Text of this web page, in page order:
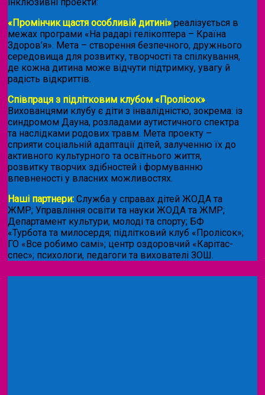
«Промінчик щастя особливій дитині» реалізується в
межах програми «На радарі гелікоптера – Країна
Здоров’я». Мета – створення безпечного, дружнього
середовища для розвитку, творчості та спілкування,
де кожна дитина може відчути підтримку, увагу й
радість відкриттів.
Співпраця з підлітковим клубом «Пролісок».
Вихованцями клубу є діти з інвалідністю, зокрема: із
синдромом Дауна, розладами аутистичного спектра
та наслідками родових травм. Мета проекту –
сприяти соціальній адаптації дітей, залученню їх до
активного культурного та освітнього життя,
розвитку творчих здібностей і формуванню
впевненості у власних можливостях.
Наші партнери: Служба у справах дітей ЖОДА та
ЖМР; Управління освіти та науки ЖОДА та ЖМР;
Департамент культури, молоді та спорту; БФ
«Турбота та милосердя; підлітковий клуб «Пролісок»;
ГО «Все робимо самі»; центр оздоровчий «Карітас-
спес»; психологи, педагоги та вихователі ЗОШ.